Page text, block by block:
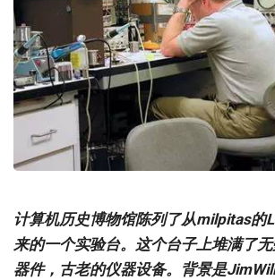
计算机历史博物馆陈列了从milpitas的
来的一个实验台。这个台子上堆满了
器件，古老的仪器设备。背景是